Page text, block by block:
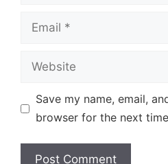
Email
Website
Save my name, email,
browser for the next